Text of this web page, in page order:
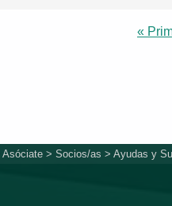
«
Asóciate> Socios/as > Ayudas y